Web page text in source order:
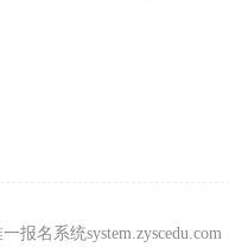
报名系统